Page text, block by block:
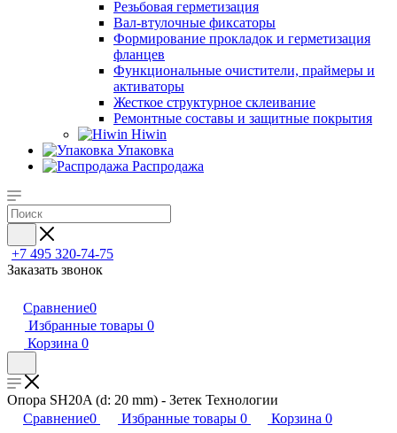
Резьбовая герметизация
Вал-втулочные фиксаторы
Формирование прокладок и герметизация
фланцев
Функциональные очистители, праймеры и
активаторы
Жесткое структурное склеивание
Ремонтные составы и защитные покрытия
Hiwin
Упаковка
Распродажа
+7 495 320-74-75
Заказать звонок
Сравнение0
Избранные товары 0
Корзина 0
Опора SH20A (d: 20 mm) - Зетек Технологии
Сравнение0 Избранные товары 0 Корзина 0